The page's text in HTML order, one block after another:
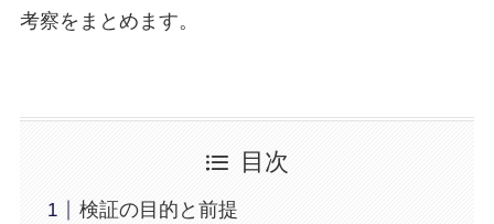
考察をまとめます。
目次
検証の目的と前提